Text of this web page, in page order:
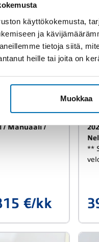
käyttökokemusta,
ja
tietoja siitä,
heille tai joita on
Muokkaa
Caddy
Manuaali
€/kk
e-
**